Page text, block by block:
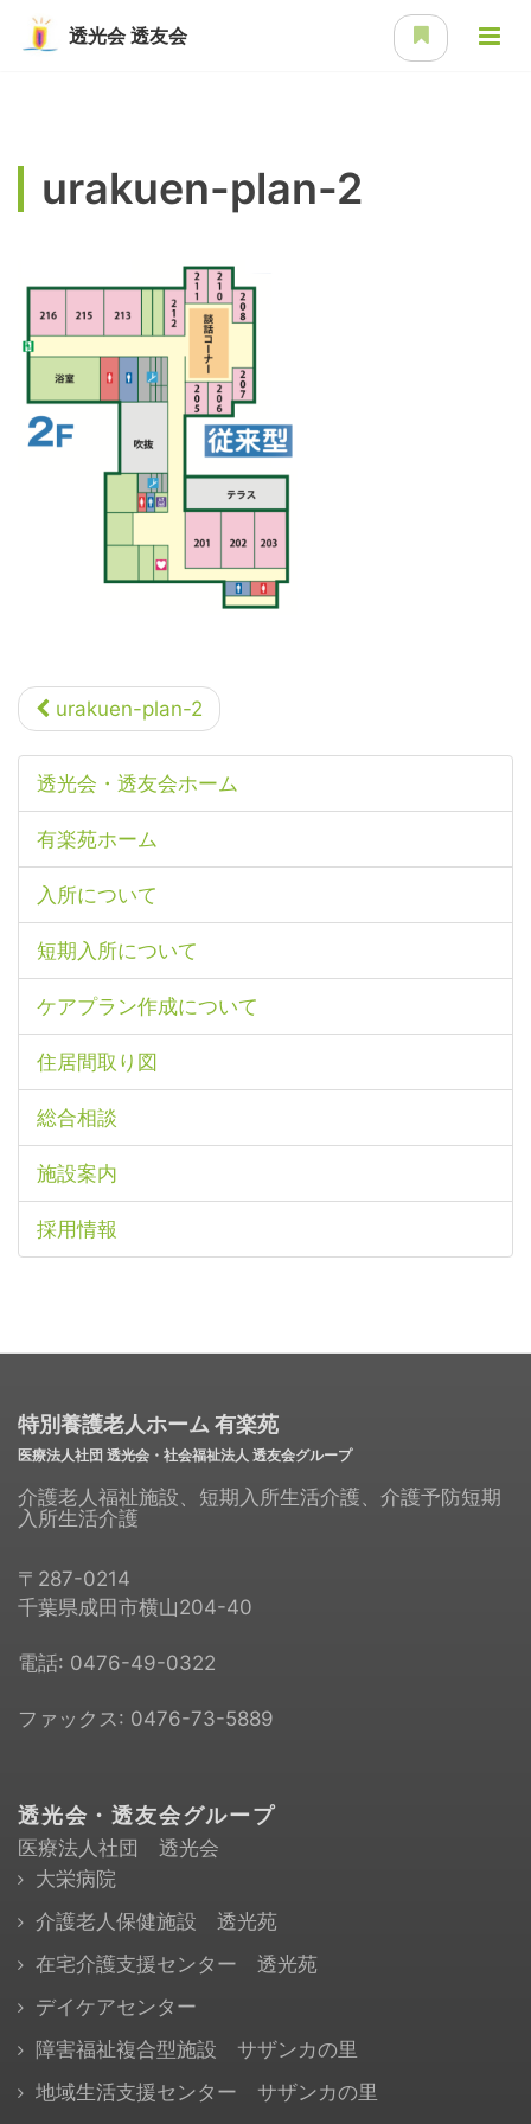
透光会透友会
urakuen-plan-2
urakuen-plan-2
透光会・透友会ホーム
有楽苑ホーム
入所について
短期入所について
ケアプラン作成について
住居間取り図
総合相談
施設案内
採用情報
特別養護老人ホーム 有楽苑
医療法人社団 透光会・社会福祉法人 透友会グループ
介護老人福祉施設、短期入所生活介護、介護予防短期
入所生活介護
〒287-0214
千葉県成田市横山204-40
電話: 0476-49-0322
ファックス: 0476-73-5889
透光会・透友会グループ
医療法人社団 透光会
大栄病院
介護老人保健施設 透光苑
在宅介護支援センター 透光苑
デイケアセンター
障害福祉複合型施設 サザンカの里
地域生活支援センター サザンカの里